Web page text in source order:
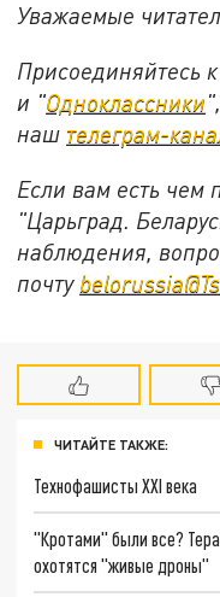
Уважаемые
Присоединяйтесь
и "Одноклассники
наш телеграм-
Если вам есть чем
"Царьград.
наблюдения,
почту
ЧИТАЙТЕ ТАКЖЕ:
Технофашисты XXI века
"Кротами" были все?
охотятся "живые дроны"